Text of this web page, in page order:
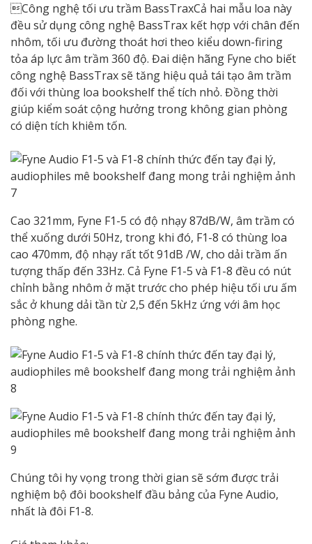
Công nghệ tối ưu trầm BassTraxCả hai mẫu loa này
đều sử dụng công nghệ BassTrax kết hợp với chân đến
nhôm, tối ưu đường thoát hơi theo kiểu down-firing
tỏa áp lực âm trầm 360 độ. Đai diện hãng Fyne cho biết
công nghệ BassTrax sẽ tăng hiệu quả tái tạo âm trầm
đối với thùng loa bookshelf thể tích nhỏ. Đồng thời
giúp kiểm soát cộng hưởng trong không gian phòng
có diện tích khiêm tốn.
Cao 321mm, Fyne F1-5 có độ nhạy 87dB/W, âm trầm có
thể xuống dưới 50Hz, trong khi đó, F1-8 có thùng loa
cao 470mm, độ nhạy rất tốt 91dB /W, cho dải trầm ấn
tượng thấp đến 33Hz. Cả Fyne F1-5 và F1-8 đều có nút
chỉnh bằng nhôm ở mặt trước cho phép hiệu tối ưu ấm
sắc ở khung dải tần từ 2,5 đến 5kHz ứng với âm học
phòng nghe.
Chúng tôi hy vọng trong thời gian sẽ sớm được trải
nghiệm bộ đôi bookshelf đầu bảng của Fyne Audio,
nhất là đôi F1-8.